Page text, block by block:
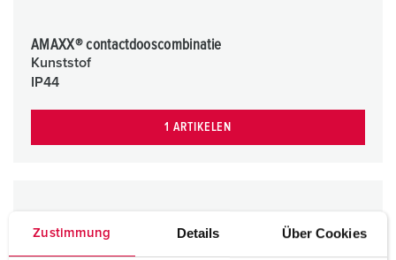
Zustimmung Details Über Cookies
AMAXX® contactdooscombinatie
Kunststof
IP44
1 ARTIKELEN